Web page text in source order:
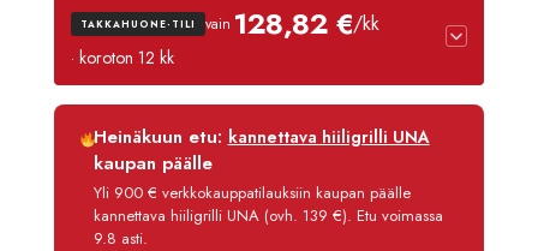
TAKKAHUONE-TILI vain 128,82 €/kk
· koroton 12 kk
Luottoaika
12 kk
Korko
Käsittelymaksu
3,90 €/kk
Maksettava yhteensä
1 545,80 €
Heinäkuun etu: kannettava hiiligrilli UNA
kaupan päälle
Yli 900 € verkkokauppatilauksiin kaupan päälle
kannettava hiiligrilli UNA (ovh. 139 €). Etu voimassa
9.8 asti.